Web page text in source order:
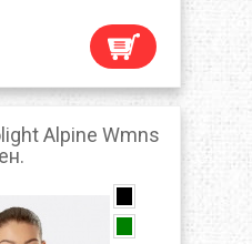
Alpine Wmns